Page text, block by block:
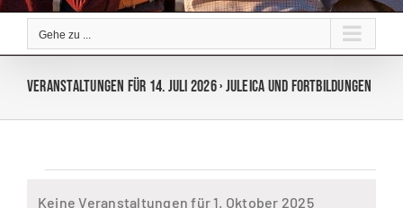
Gehe zu ...
Veranstaltungen für 14. Juli 2026› Juleica und Fortbildungen
Veranstaltungen
Keine Veranstaltungen für 1. Oktober 2025